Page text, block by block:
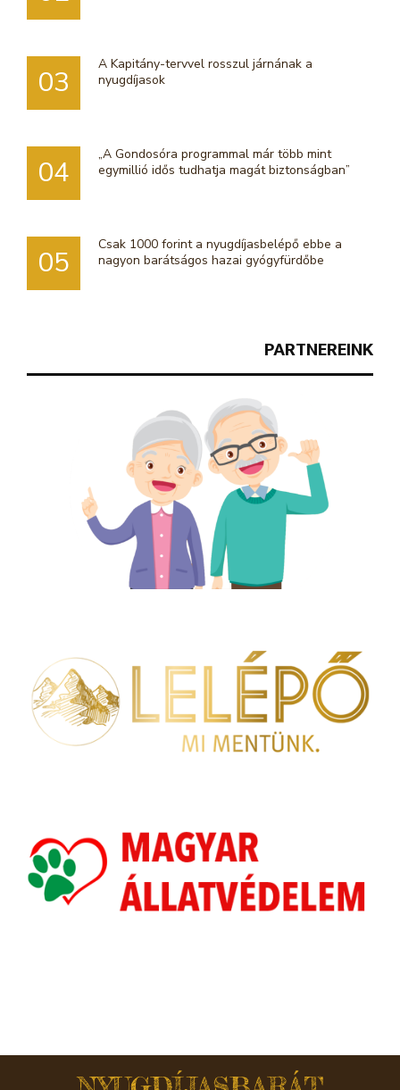
PARTNEREINK
03
A Kapitány-tervvel rosszul járnának a
nyugdíjasok
04
„A Gondosóra programmal már több mint
egymillió idős tudhatja magát biztonságban”
05
Csak 1000 forint a nyugdíjasbelépő ebbe a
nagyon barátságos hazai gyógyfürdőbe